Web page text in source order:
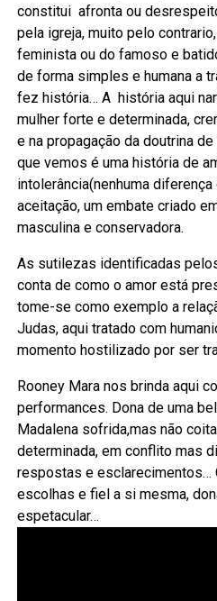
constitui afronta ou
pela igreja, muito pelo
feminista ou do famoso e
de forma simples e humana a
fez história… A história aqui
mulher forte e determinada,
e na propagação da doutrina
que vemos é uma história de
intolerância(nenhuma
aceitação, um embate criado
masculina e conservadora.
As sutilezas identificadas
conta de como o amor está
tome-se como exemplo a
Judas, aqui tratado com
momento hostilizado por ser
Rooney Mara nos brinda aqui
performances. Dona de uma
Madalena sofrida,mas não
determinada, em conflito mas
respostas e esclarecimentos…
escolhas e fiel a si mesma,
espetacular…